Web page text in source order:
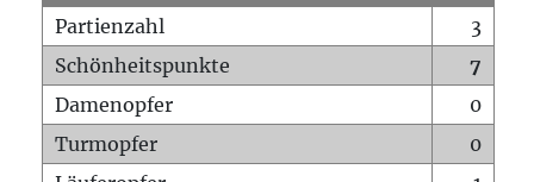
Partienzahl
3
Schönheitspunkte
7
Damenopfer
0
Turmopfer
0